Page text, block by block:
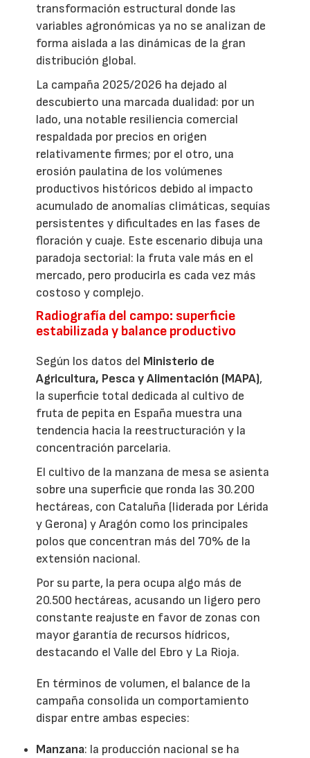
transformación estructural donde las
variables agronómicas ya no se analizan de
forma aislada a las dinámicas de la gran
distribución global.
La campaña 2025/2026 ha dejado al
descubierto una marcada dualidad: por un
lado, una notable resiliencia comercial
respaldada por precios en origen
relativamente firmes; por el otro, una
erosión paulatina de los volúmenes
productivos históricos debido al impacto
acumulado de anomalías climáticas, sequías
persistentes y dificultades en las fases de
floración y cuaje. Este escenario dibuja una
paradoja sectorial: la fruta vale más en el
mercado, pero producirla es cada vez más
costoso y complejo.
Radiografía del campo: superficie
estabilizada y balance productivo
Según los datos del Ministerio de
Agricultura, Pesca y Alimentación (MAPA),
la superficie total dedicada al cultivo de
fruta de pepita en España muestra una
tendencia hacia la reestructuración y la
concentración parcelaria.
El cultivo de la manzana de mesa se asienta
sobre una superficie que ronda las 30.200
hectáreas, con Cataluña (liderada por Lérida
y Gerona) y Aragón como los principales
polos que concentran más del 70% de la
extensión nacional.
Por su parte, la pera ocupa algo más de
20.500 hectáreas, acusando un ligero pero
constante reajuste en favor de zonas con
mayor garantía de recursos hídricos,
destacando el Valle del Ebro y La Rioja.
En términos de volumen, el balance de la
campaña consolida un comportamiento
dispar entre ambas especies:
Manzana: la producción nacional se ha